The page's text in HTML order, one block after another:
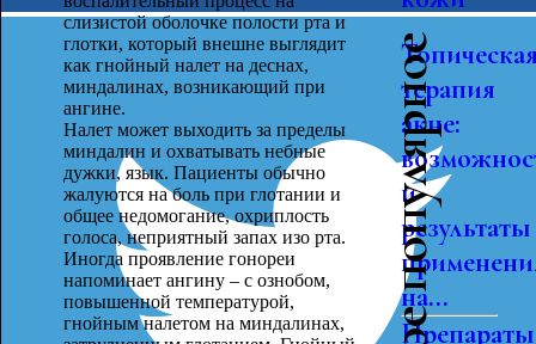
слизистой оболочке полости рта и
глотки, который внешне выглядит
как гнойный налет на деснах,
миндалинах, возникающий при
ангине.
Налет может выходить за пределы
миндалин и охватывать небные
дужки, язык. Пациенты обычно
жалуются на боль при глотании и
общее недомогание, охриплость
голоса, неприятный запах изо рта.
Иногда проявление гонореи
напоминает ангину – с ознобом,
повышенной температурой,
гнойным налетом на миндалинах,
Самое популярное
терапия
акне:
и
результаты
на...
Препараты